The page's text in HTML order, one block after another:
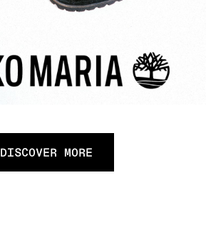
DISCOVER MORE